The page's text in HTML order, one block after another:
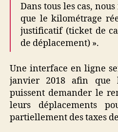
Dans tous les cas,
que le kilométrage
justificatif (ticket de
de déplacement) ».
Une interface en ligne
janvier 2018 afin que
puissent demander le
leurs déplacements
partiellement des taxes